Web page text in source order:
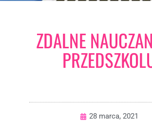
ZDALNE
28 marca, 2021